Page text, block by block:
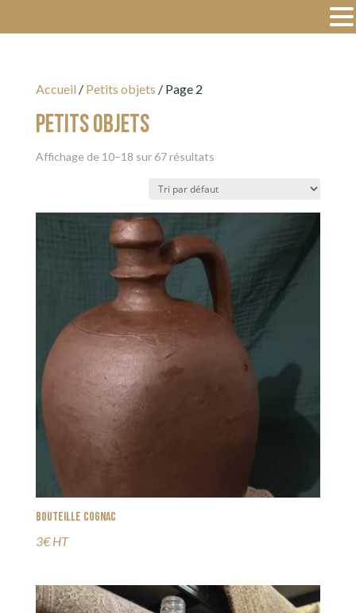
Accueil / Petits objets / Page 2
Petits objets
Affichage de 10–18 sur 67 résultats
Bouteille Cognac
3€ HT